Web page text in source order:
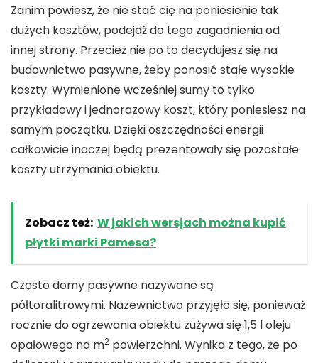
Zanim powiesz, że nie stać cię na poniesienie tak
dużych kosztów, podejdź do tego zagadnienia od
innej strony. Przecież nie po to decydujesz się na
budownictwo pasywne, żeby ponosić stałe wysokie
koszty. Wymienione wcześniej sumy to tylko
przykładowy i jednorazowy koszt, który poniesiesz na
samym początku. Dzięki oszczędności energii
całkowicie inaczej będą prezentowały się pozostałe
koszty utrzymania obiektu.
Zobacz też: W jakich wersjach można kupić
płytki marki Pamesa?
Często domy pasywne nazywane są
półtoralitrowymi. Nazewnictwo przyjęło się, ponieważ
rocznie do ogrzewania obiektu zużywa się 1,5 l oleju
opałowego na m2 powierzchni. Wynika z tego, że po